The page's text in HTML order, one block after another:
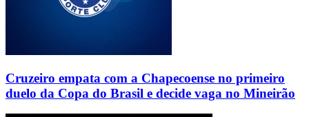
Cruzeiro empata com a Chapecoense no primeiro
duelo da Copa do Brasil e decide vaga no Mineirão